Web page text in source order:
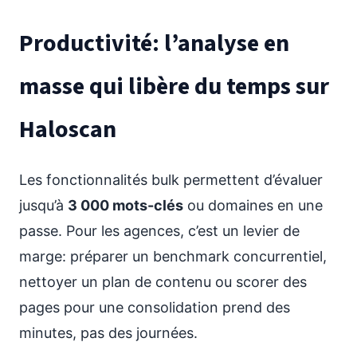
Productivité: l’analyse en
masse qui libère du temps sur
Haloscan
Les fonctionnalités bulk permettent d’évaluer
jusqu’à 3 000 mots-clés ou domaines en une
passe. Pour les agences, c’est un levier de
marge: préparer un benchmark concurrentiel,
nettoyer un plan de contenu ou scorer des
pages pour une consolidation prend des
minutes, pas des journées.